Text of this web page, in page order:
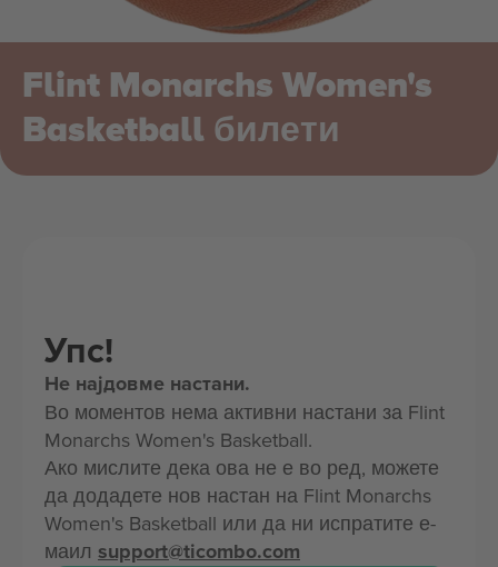
Flint Monarchs Women's
Basketball билети
Упс!
Не најдовме настани.
Во моментов нема активни настани за Flint
Monarchs Women's Basketball.
Ако мислите дека ова не е во ред, можете
да додадете нов настан на Flint Monarchs
Women's Basketball или да ни испратите е-
маил support@ticombo.com